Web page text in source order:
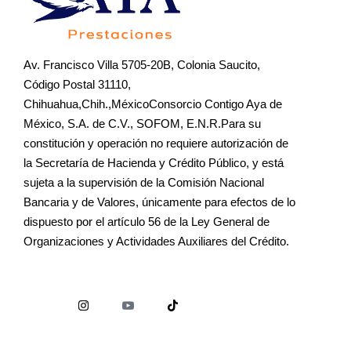
Av. Francisco Villa 5705-20B, Colonia Saucito,
Código Postal 31110,
Chihuahua,Chih.,MéxicoConsorcio Contigo Aya de
México, S.A. de C.V., SOFOM, E.N.R.Para su
constitución y operación no requiere autorización de
la Secretaría de Hacienda y Crédito Público, y está
sujeta a la supervisión de la Comisión Nacional
Bancaria y de Valores, únicamente para efectos de lo
dispuesto por el artículo 56 de la Ley General de
Organizaciones y Actividades Auxiliares del Crédito.